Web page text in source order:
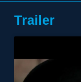
Trailer